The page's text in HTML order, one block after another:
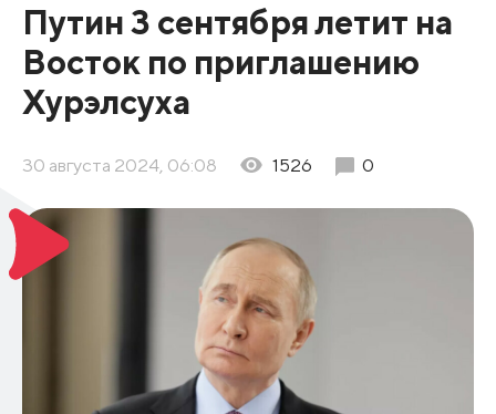
Путин 3 сентября летит на
Восток по приглашению
Хурэлсуха
30 августа 2024, 06:08 1526 0